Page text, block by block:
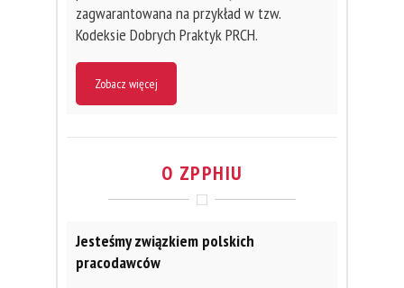
zagwarantowana na przykład w tzw.
Kodeksie Dobrych Praktyk PRCH.
Zobacz więcej
O ZPPHIU
Jesteśmy związkiem polskich
pracodawców